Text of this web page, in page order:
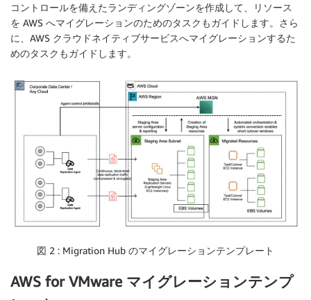
コントロールを備えたランディングゾーンを作成して、リソース
を AWS へマイグレーションのためのタスクもガイドします。さら
に、AWS クラウドネイティブサービスへマイグレーションするた
めのタスクもガイドします。
図 2 : Migration Hub のマイグレーションテンプレート
AWS for VMware マイグレーションテンプ